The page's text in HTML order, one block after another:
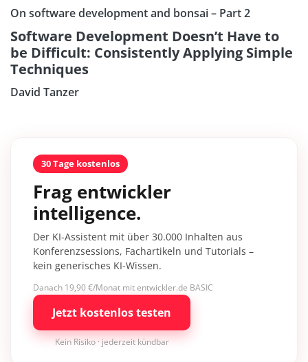
On software development and bonsai – Part 2
Software Development Doesn’t Have to
be Difficult: Consistently Applying Simple
Techniques
David Tanzer
30 Tage kostenlos
Frag entwickler
intelligence.
Der KI-Assistent mit über 30.000 Inhalten aus
Konferenzsessions, Fachartikeln und Tutorials –
kein generisches KI-Wissen.
Danach 19,90 €/Monat mit entwickler.de BASIC
Jetzt kostenlos testen
Kein Risiko · jederzeit kündbar